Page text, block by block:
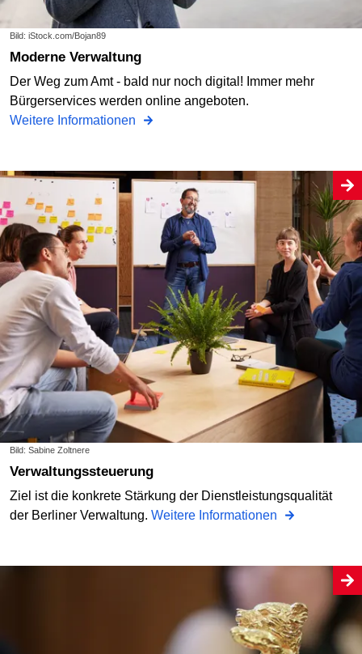
Bild: iStock.com/Bojan89
Moderne Verwaltung
Der Weg zum Amt - bald nur noch digital! Immer mehr
Bürgerservices werden online angeboten.
Weitere Informationen
Bild: Sabine Zoltnere
Verwaltungssteuerung
Ziel ist die konkrete Stärkung der Dienstleistungsqualität
der Berliner Verwaltung. Weitere Informationen